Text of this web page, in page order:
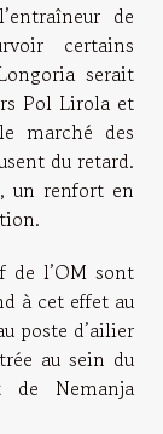
de
certains
serait
Pol Lirola et
marché des
du retard.
un renfort en
de l’OM sont
à cet effet au
poste d’ailier
au sein du
de Nemanja